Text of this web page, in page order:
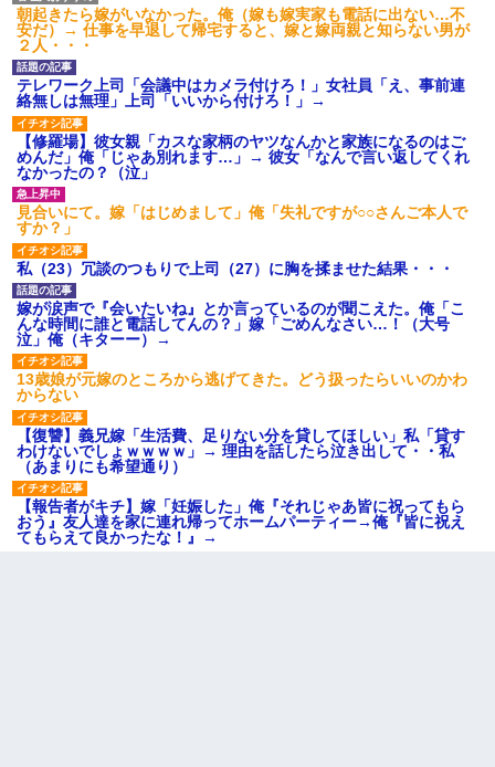
百年の恋12-899 食べた量を
張り合ってくる
【悲報】佐藤輝明・・・２軍
でも盛大にやらかす←あまり悲
しませないでくれ
朝起きたら嫁がいなかった。俺（嫁も嫁実家も電話に出ない…不
安だ）→ 仕事を早退して帰宅すると、嫁と嫁両親と知らない男が
２人・・・
テレワーク上司「会議中はカメラ付けろ！」女社員「え、事前連
絡無しは無理」上司「いいから付けろ！」→
【修羅場】彼女親「カスな家柄のヤツなんかと家族になるのはご
めんだ」俺「じゃあ別れます…」→ 彼女「なんで言い返してくれ
なかったの？（泣」
見合いにて。嫁「はじめまして」俺「失礼ですが○○さんご本人で
すか？」
私（23）冗談のつもりで上司（27）に胸を揉ませた結果・・・
嫁が涙声で『会いたいね』とか言っているのが聞こえた。俺「こ
んな時間に誰と電話してんの？」嫁「ごめんなさい…！（大号
泣」俺（キターー）→
13歳娘が元嫁のところから逃げてきた。どう扱ったらいいのかわ
からない
【復讐】義兄嫁「生活費、足りない分を貸してほしい」私「貸す
わけないでしょｗｗｗｗ」→ 理由を話したら泣き出して・・私
（あまりにも希望通り）
【報告者がキチ】嫁「妊娠した」俺『それじゃあ皆に祝ってもら
おう』友人達を家に連れ帰ってホームパーティー→俺『皆に祝え
てもらえて良かったな！』→